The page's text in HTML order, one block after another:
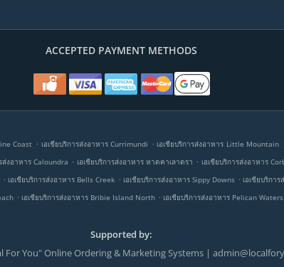
ACCEPTED PAYMENT METHODS
Coast . เอเชียบริการส่งอาหาร Currimundi . เอเชียบริการส่งอาหาร Little Mountain
ส่งอาหาร Caloundra . เอเชียบริการส่งอาหาร หาดคาเลาดรา . เอเชียบริการส่งอาหาร
. เอเชียบริการส่งอาหาร Bells Creek . เอเชียบริการส่งอาหาร Sippy Downs . เอเชียบริกา
. เอเชียบริการส่งอาหาร Bribie Island North . เอเชียบริการส่งอาหาร Pelican Waters
Supported by:
For You" Online Ordering & Marketing Systems |